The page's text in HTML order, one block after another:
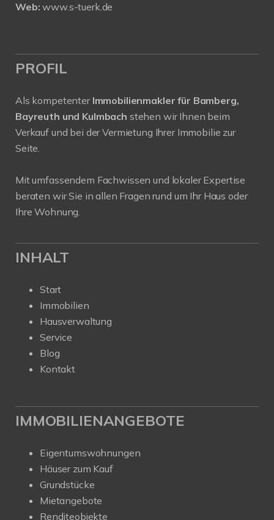
Web: www.s-tuerk.de
PROFIL
Als kompetenter Immobilienmakler für Bamberg,
Bayreuth und Kulmbach stehen wir Ihnen beim
Verkauf und bei der Vermietung Ihrer Immobilie zur
Seite.
Mit umfassendem Fachwissen und lokaler Expertise
beraten wir Sie in allen Fragen rund um Ihr Haus oder
Ihre Wohnung.
INHALT
Start
Immobilien
Hausverwaltung
Service
Blog
Kontakt
IMMOBILIENANGEBOTE
Eigentumswohnungen
Häuser zum Kauf
Grundstücke
Mietangebote
Renditeobjekte